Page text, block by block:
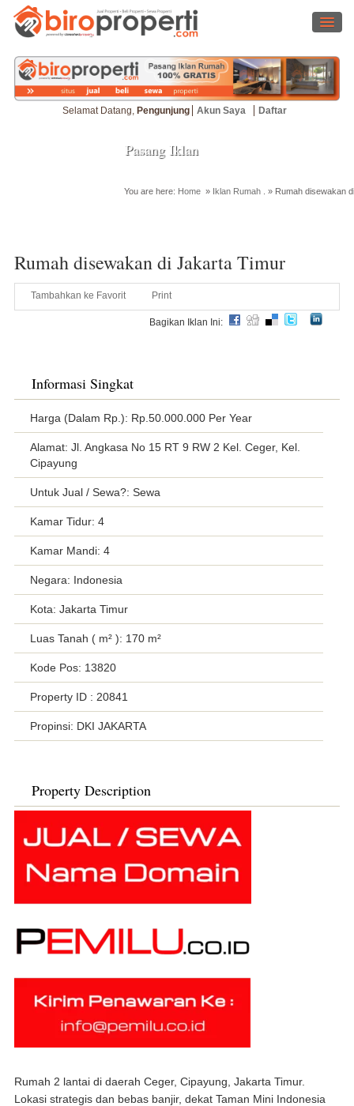
Selamat Datang, Pengunjung Akun Saya Daftar
Pasang Iklan
You are here: Home » Iklan Rumah . » Rumah disewakan
Rumah disewakan di Jakarta Timur
Tambahkan ke Favorit Print
Bagikan Iklan Ini:
Informasi Singkat
Harga (Dalam Rp.): Rp.50.000.000 Per Year
Alamat: Jl. Angkasa No 15 RT 9 RW 2 Kel. Ceger, Kel.
Cipayung
Untuk Jual / Sewa?: Sewa
Kamar Tidur: 4
Kamar Mandi: 4
Negara: Indonesia
Kota: Jakarta Timur
Luas Tanah ( m² ): 170 m²
Kode Pos: 13820
Property ID : 20841
Propinsi: DKI JAKARTA
Property Description
Rumah 2 lantai di daerah Ceger, Cipayung, Jakarta Timur.
Lokasi strategis dan bebas banjir, dekat Taman Mini Indonesia